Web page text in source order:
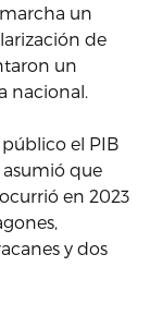
un
de
un
nacional.
el PIB
asumió que
en 2023
y dos